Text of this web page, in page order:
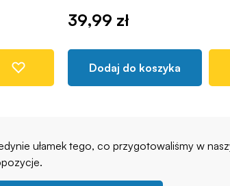
39,99 zł
Dodaj do koszyka
ułamek tego, co przygotowaliśmy w